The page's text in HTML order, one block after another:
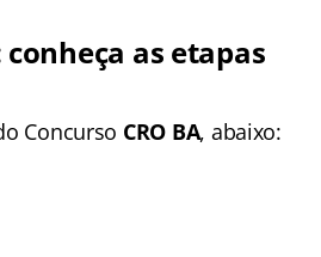
conheça as etapas
Concurso CRO BA, abaixo: